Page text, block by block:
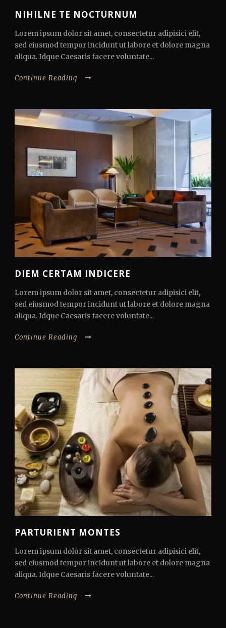
NIHILNE TE NOCTURNUM
Lorem ipsum dolor sit amet, consectetur adipisici elit,
sed eiusmod tempor incidunt ut labore et dolore magna
aliqua. Idque Caesaris facere voluntate...
Continue Reading
DIEM CERTAM INDICERE
Lorem ipsum dolor sit amet, consectetur adipisici elit,
sed eiusmod tempor incidunt ut labore et dolore magna
aliqua. Idque Caesaris facere voluntate...
Continue Reading
PARTURIENT MONTES
Lorem ipsum dolor sit amet, consectetur adipisici elit,
sed eiusmod tempor incidunt ut labore et dolore magna
aliqua. Idque Caesaris facere voluntate...
Continue Reading